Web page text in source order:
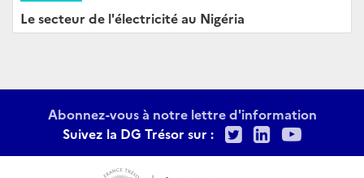
Le secteur de l'électricité au Nigéria
Abonnez-vous à notre lettre d'information
Suivez la DG Trésor sur :
TwitterLinkedIn